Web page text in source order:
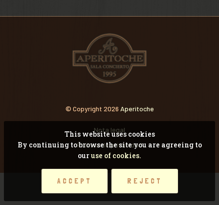
© Copyright 2026 Aperitoche
Nota legal
Pólitica de privacidad
This website uses cookies
By continuing to browse the site you are agreeing to
ouruse of cookies.
ACCEPT REJECT